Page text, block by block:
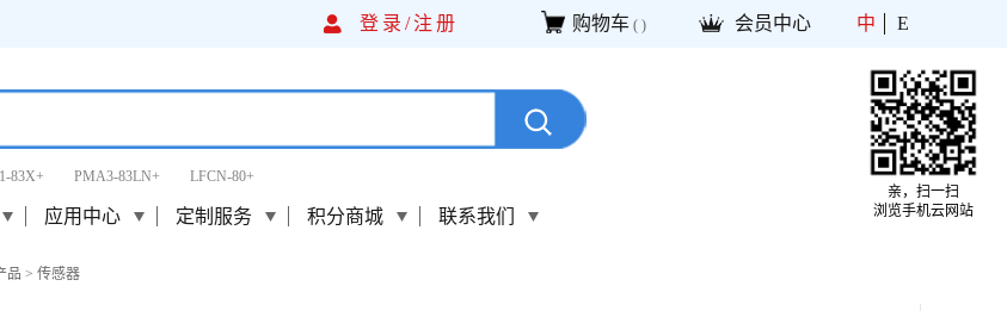
登录/注册 购物车 ( ) 会员中心 中 E
83X+ PMA3-83LN+ LFCN-80+
应用中心 定制服务 积分商城 联系我们
品 > 传感器
亲，扫一扫
浏览手机云网站